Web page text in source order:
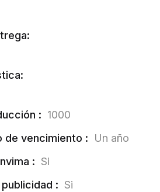
: 1000
de vencimiento :
Un año
: Si
: Si